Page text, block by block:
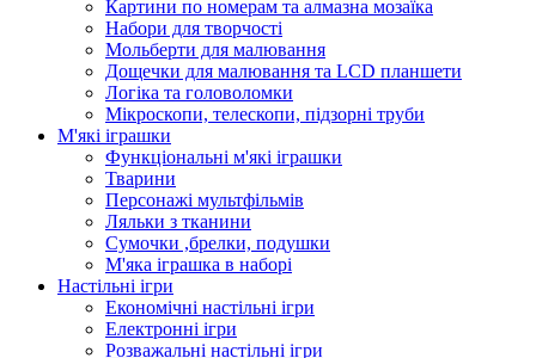
Картини по номерам та алмазна мозаїка
Набори для творчості
Мольберти для малювання
Дощечки для малювання та LCD планшети
Логіка та головоломки
Мікроскопи, телескопи, підзорні труби
М'які іграшки
Функціональні м'які іграшки
Тварини
Персонажі мультфільмів
Ляльки з тканини
Сумочки ,брелки, подушки
М'яка іграшка в наборі
Настільні ігри
Економічні настільні ігри
Електронні ігри
Розважальні настільні ігри